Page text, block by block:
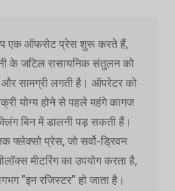
एक ऑफसेट प्रेस शुरू करते हैं,
के जटिल रासायनिक संतुलन को
सामग्री लगती है। ऑपरेटर को
योग्य होने से पहले महंगे कागज
बिन में डालनी पड़ सकती हैं।
फ्लेक्सो प्रेस, जो सर्वो-ड्रिवन
मीटरिंग का उपयोग करता है,
"इन रजिस्टर" हो जाता है।